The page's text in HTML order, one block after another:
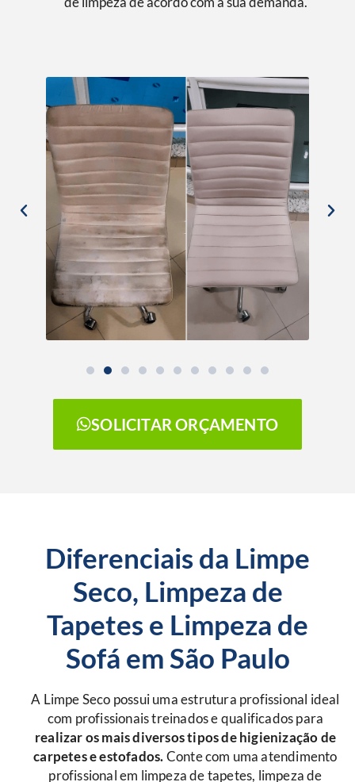
SOLICITAR ORÇAMENTO
Diferenciais da Limpe
Seco, Limpeza de
Tapetes e Limpeza de
Sofá em São Paulo
A Limpe Seco possui uma estrutura profissional ideal
com profissionais treinados e qualificados para
realizar os mais diversos tipos de higienização de
carpetes e estofados. Conte com uma atendimento
profissional em limpeza de tapetes, limpeza de